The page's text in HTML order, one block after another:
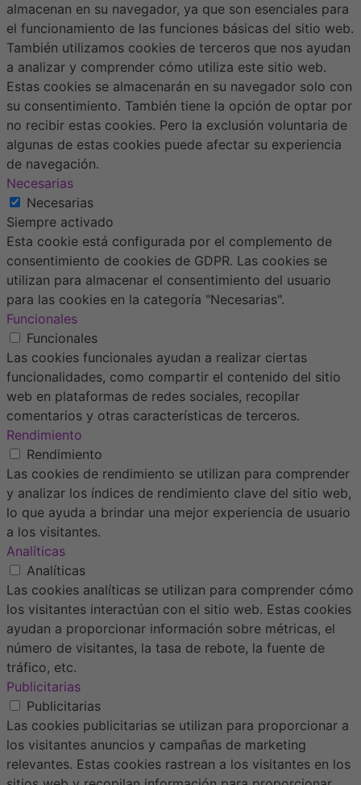
almacenan en su navegador, ya que son esenciales para
el funcionamiento de las funciones básicas del sitio web.
También utilizamos cookies de terceros que nos ayudan
a analizar y comprender cómo utiliza este sitio web.
Estas cookies se almacenarán en su navegador solo con
su consentimiento. También tiene la opción de optar por
no recibir estas cookies. Pero la exclusión voluntaria de
algunas de estas cookies puede afectar su experiencia
de navegación.
Necesarias
Necesarias
Siempre activado
Esta cookie está configurada por el complemento de
consentimiento de cookies de GDPR. Las cookies se
utilizan para almacenar el consentimiento del usuario
para las cookies en la categoría "Necesarias".
Funcionales
Funcionales
Las cookies funcionales ayudan a realizar ciertas
funcionalidades, como compartir el contenido del sitio
web en plataformas de redes sociales, recopilar
comentarios y otras características de terceros.
Rendimiento
Rendimiento
Las cookies de rendimiento se utilizan para comprender
y analizar los índices de rendimiento clave del sitio web,
lo que ayuda a brindar una mejor experiencia de usuario
a los visitantes.
Analíticas
Analíticas
Las cookies analíticas se utilizan para comprender cómo
los visitantes interactúan con el sitio web. Estas cookies
ayudan a proporcionar información sobre métricas, el
número de visitantes, la tasa de rebote, la fuente de
tráfico, etc.
Publicitarias
Publicitarias
Las cookies publicitarias se utilizan para proporcionar a
los visitantes anuncios y campañas de marketing
relevantes. Estas cookies rastrean a los visitantes en los